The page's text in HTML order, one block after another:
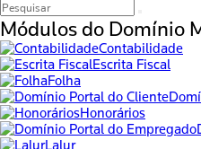
Módulos do Domínio
Contabilidade
Escrita Fiscal
Folha
Honorários
Lalur